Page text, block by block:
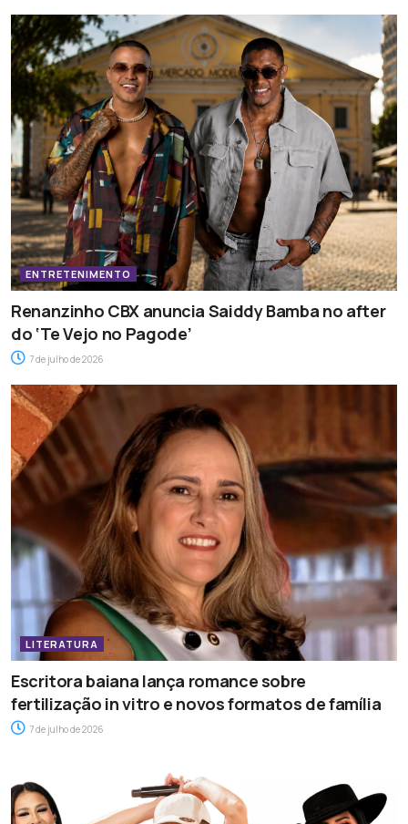
ENTRETENIMENTO
Renanzinho CBX anuncia Saiddy Bamba no after
do ‘Te Vejo no Pagode’
7 de julho de 2026
LITERATURA
Escritora baiana lança romance sobre
fertilização in vitro e novos formatos de família
7 de julho de 2026